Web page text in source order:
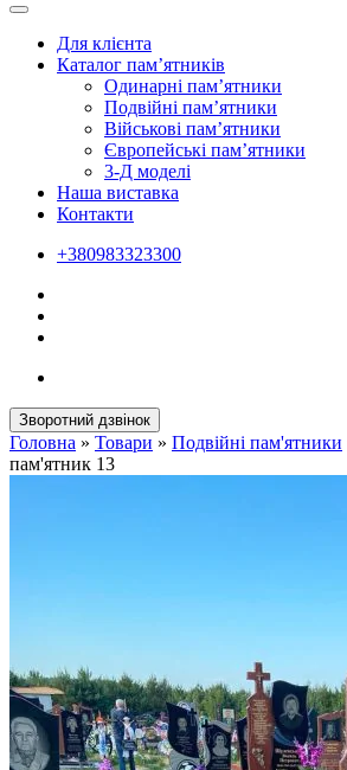
Для клієнта
Каталог пам’ятників
Одинарні пам’ятники
Подвійні пам’ятники
Військові пам’ятники
Європейські пам’ятники
3-Д моделі
Наша виставка
Контакти
+380983323300
Зворотний дзвінок
Головна » Товари » Подвійні пам'ятники
пам'ятник 13